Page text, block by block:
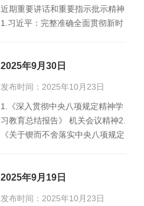
近期重要讲话和重要指示批示精神
1.习近平：完整准确全面贯彻新时
2025年9月30日
发布时间：2025年10月23日
1.《深入贯彻中央八项规定精神学
习教育总结报告》 机关会议精神2.
《关于锲而不舍落实中央八项规定
2025年9月19日
发布时间：2025年10月23日